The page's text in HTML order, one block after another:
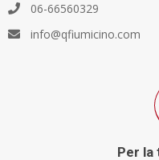
06-66560329
info@qfiumicino.com
Per la